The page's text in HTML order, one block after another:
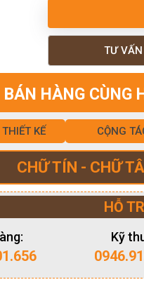
TƯ VẤN
BÁN HÀNG CÙNG
KẾ CỘNG
CHỮ TÍN - CHỮ
HỖ
Kỹ